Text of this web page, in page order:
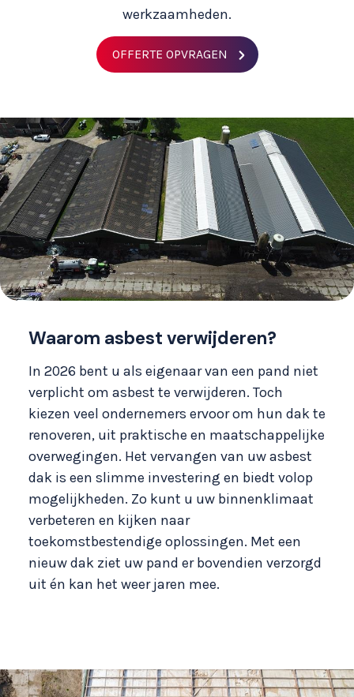
werkzaamheden.
OFFERTE OPVRAGEN
Waarom asbest verwijderen?
In 2026 bent u als eigenaar van een pand niet
verplicht om asbest te verwijderen. Toch
kiezen veel ondernemers ervoor om hun dak te
renoveren, uit praktische en maatschappelijke
overwegingen. Het vervangen van uw asbest
dak is een slimme investering en biedt volop
mogelijkheden. Zo kunt u uw binnenklimaat
verbeteren en kijken naar
toekomstbestendige oplossingen. Met een
nieuw dak ziet uw pand er bovendien verzorgd
uit én kan het weer jaren mee.